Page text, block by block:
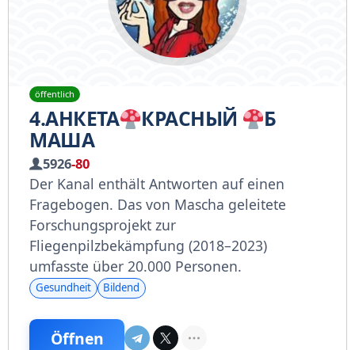
öffentlich
4.АНКЕТА КРАСНЫЙ
Б
МАША
5926-80
Der Kanal enthält Antworten auf einen
Fragebogen. Das von Mascha geleitete
Forschungsprojekt zur
Fliegenpilzbekämpfung (2018–2023)
umfasste über 20.000 Personen.
Gesundheit Bildend
Öffnen